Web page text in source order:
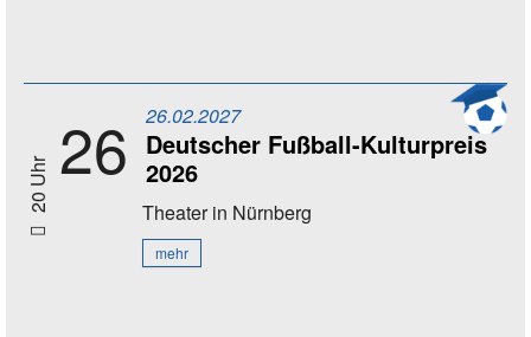
20 Uhr 26 26.02.2027
Deutscher Fußball-Kulturpreis
2026
Theaterin Nürnberg
mehr